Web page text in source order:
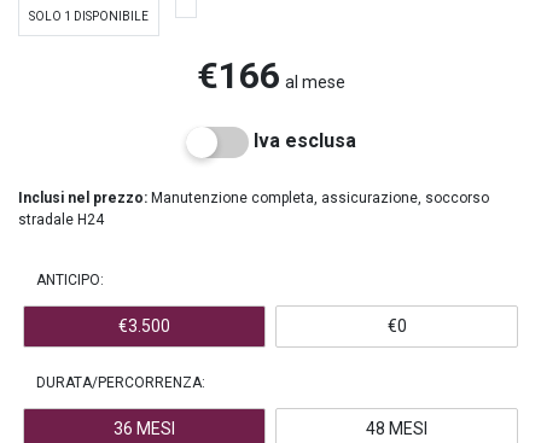
SOLO 1 DISPONIBILE
€166 al mese
Iva esclusa
Inclusi nel prezzo: Manutenzione completa, assicurazione, soccorso
stradale H24
ANTICIPO:
€3.500 €0
DURATA/PERCORRENZA:
36 MESI
48 MESI